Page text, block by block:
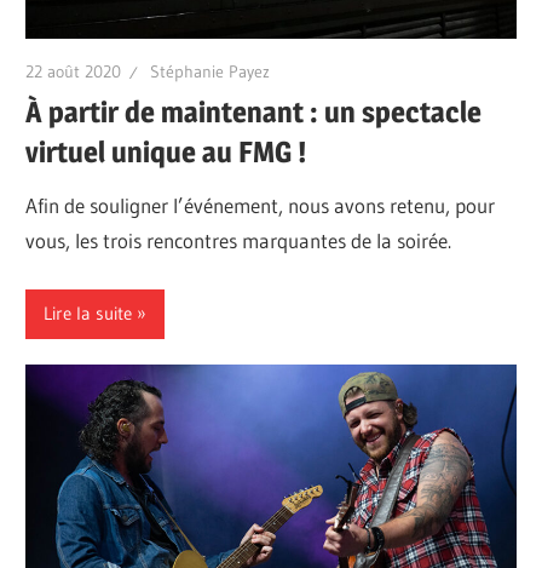
22 août 2020 Stéphanie Payez
À partir de maintenant : un spectacle
virtuel unique au FMG !
Afin de souligner l’événement, nous avons retenu, pour
vous, les trois rencontres marquantes de la soirée.
Lire la suite